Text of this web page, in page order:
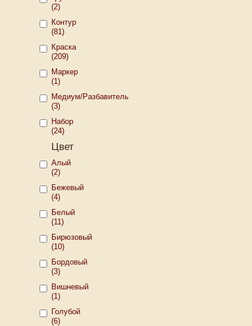
(2)
Контур
(81)
Краска
(209)
Маркер
(1)
Медиум/Разбавитель
(3)
Набор
(24)
Цвет
Алый
(2)
Бежевый
(4)
Белый
(11)
Бирюзовый
(10)
Бордовый
(3)
Вишневый
(1)
Голубой
(6)